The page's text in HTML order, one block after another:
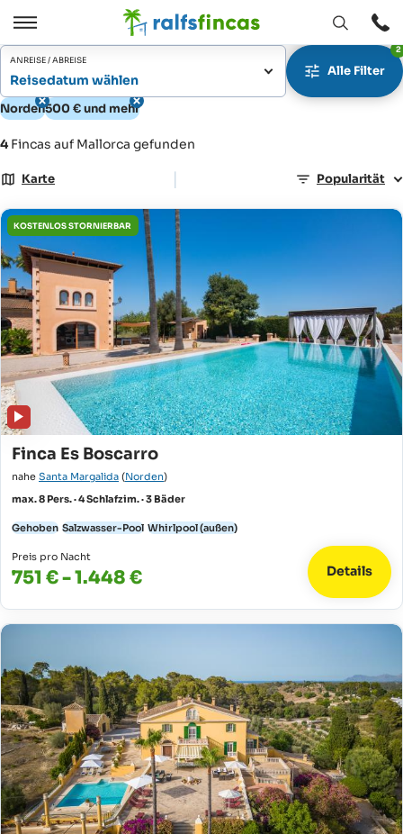
Öffnen
/
Schließen
Fenster
Öffnen
ANREISE / ABREISE
Reisedatum wählen
Alle Filter
2
Norden500 € und mehr
4Fincas auf Mallorca gefunden
Karte | Popularität
KOSTENLOS STORNIERBAR
Finca Es Boscarro
nahe Santa Margalida (Norden)
max. 8 Pers. · 4 Schlafzim. · 3 Bäder
Gehoben Salzwasser-Pool Whirlpool (außen)
Preis pro Nacht
751 € - 1.448 € Details